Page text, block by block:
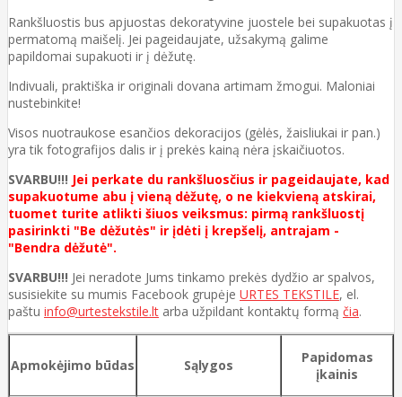
Rankšluostis bus apjuostas dekoratyvine juostele bei supakuotas į
permatomą maišelį. Jei pageidaujate, užsakymą galime
papildomai supakuoti ir į dėžutę.
Indivuali, praktiška ir originali dovana artimam žmogui. Maloniai
nustebinkite!
Visos nuotraukose esančios dekoracijos (gėlės, žaisliukai ir pan.)
yra tik fotografijos dalis ir į prekės kainą nėra įskaičiuotos.
SVARBU!!! Jei perkate du rankšluosčius ir pageidaujate, kad
supakuotume abu į vieną dėžutę, o ne kiekvieną atskirai,
tuomet turite atlikti šiuos veiksmus: pirmą rankšluostį
pasirinkti "Be dėžutės" ir įdėti į krepšelį, antrajam -
"Bendra dėžutė".
SVARBU!!! Jei neradote Jums tinkamo prekės dydžio ar spalvos,
susisiekite su mumis Facebook grupėje URTES TEKSTILE, el.
paštu info@urtestekstile.lt arba užpildant kontaktų formą čia.
Apmokėjimo būdas Sąlygos
Papidomas
įkainis